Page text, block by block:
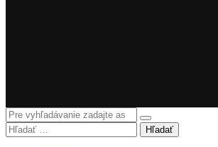
Hľadať